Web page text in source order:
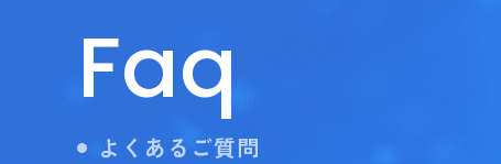
Faq
よくあるご質問